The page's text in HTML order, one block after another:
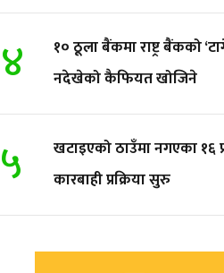
४
१० ठूला बैंकमा राष्ट्र बैंकको
नदेखेको कैफियत खोजिने
५
खटाइएको ठाउँमा नगएका
कारबाही प्रक्रिया सुरु